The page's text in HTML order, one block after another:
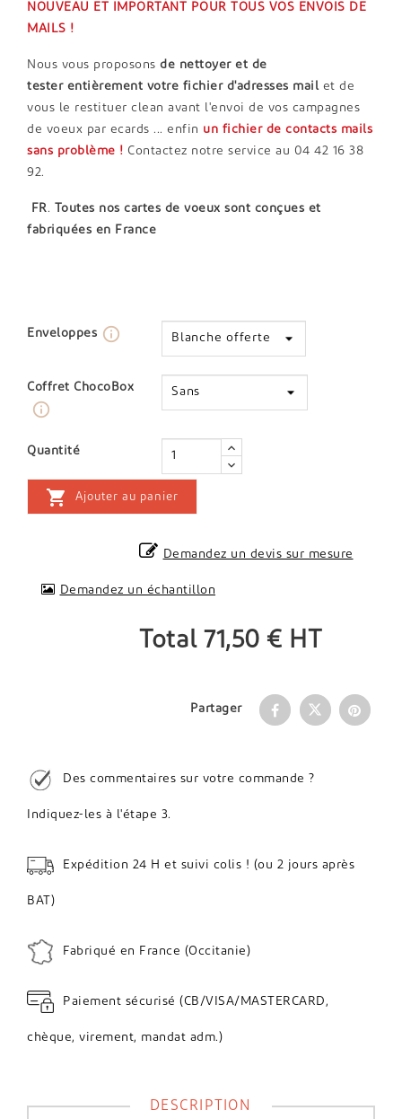
NOUVEAU ET IMPORTANT POUR TOUS VOS ENVOIS DE
MAILS !
Nous vous proposons de nettoyer et de
tester entièrement votre fichier d'adresses mailet de
vous le restituer clean avant l'envoi de vos campagnes
de voeux par ecards ... enfin un fichier de contacts mails
sans problème ! Contactez notre service au 04 42 16 38
92.
FR. Toutes nos cartes de voeux sont conçues et
fabriquées en France
Enveloppes info_outline
Coffret ChocoBox
info_outline
Quantité
 Ajouter au panier
Demandez un devis sur mesure
Demandez un échantillon
Total 71,50 € HT
Partager
Des commentaires sur votre commande ?
Indiquez-les à l'étape 3.
Expédition 24 H et suivi colis ! (ou 2 jours après
BAT)
Fabriqué en France (Occitanie)
Paiement sécurisé (CB/VISA/MASTERCARD,
chèque, virement, mandat adm.)
DESCRIPTION